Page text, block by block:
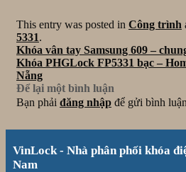
This entry was posted in Công trình
5331.
Khóa vân tay Samsung 609 –
Khóa PHGLock FP5331 bạc –
Nẵng
Để lại một bình luận
Bạn phải đăng nhập để gửi bình
VinLock - Nhà phân phối khóa
Nam